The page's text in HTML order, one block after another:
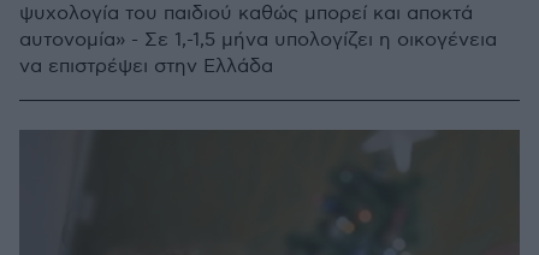
ψυχολογία του παιδιού καθώς μπορεί και αποκτά
αυτονομία» - Σε 1,-1,5 μήνα υπολογίζει η οικογένεια
να επιστρέψει στην Ελλάδα